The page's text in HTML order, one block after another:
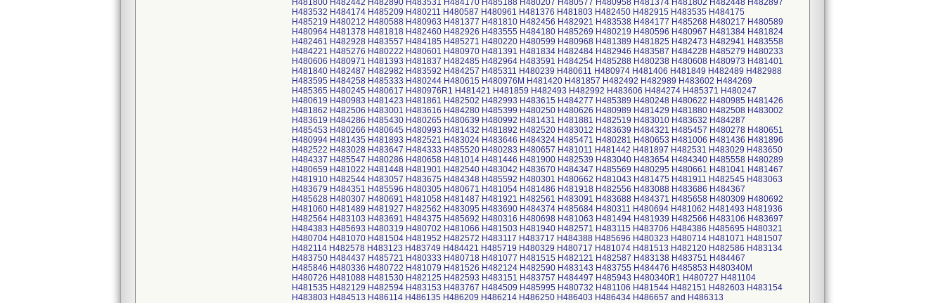
H481800 H482442 H482890 H483531 H484170 H485188 H480207 H480577 H480958 H481374 H481802 H482448 H482897
H483532 H484174 H485209 H480211 H480587 H480961 H481376 H481803 H482450 H482915 H483535 H484175
H485219 H480212 H480588 H480963 H481377 H481810 H482456 H482921 H483538 H484177 H485268 H480217 H480589
H480964 H481378 H481818 H482460 H482926 H483555 H484180 H485269 H480219 H480596 H480967 H481384 H481824
H482461 H482928 H483557 H484185 H485271 H480220 H480599 H480968 H481389 H481825 H482473 H482941 H483558
H484221 H485276 H480222 H480601 H480970 H481391 H481834 H482484 H482946 H483587 H484228 H485279 H480233
H480606 H480971 H481393 H481837 H482485 H482964 H483591 H484254 H485288 H480238 H480608 H480973 H481401
H481840 H482487 H482982 H483592 H484257 H485311 H480239 H480611 H480974 H481406 H481849 H482489 H482988
H483595 H484258 H485333 H480244 H480615 H480976M H481420 H481857 H482492 H482989 H483602 H484269
H485365 H480245 H480617 H480976R1 H481421 H481859 H482493 H482992 H483606 H484274 H485371 H480247
H480619 H480983 H481423 H481861 H482502 H482993 H483615 H484277 H485389 H480248 H480622 H480985 H481426
H481862 H482506 H483001 H483616 H484280 H485399 H480250 H480626 H480989 H481429 H481880 H482508 H483002
H483619 H484286 H485430 H480265 H480639 H480992 H481431 H481881 H482519 H483010 H483632 H484287
H485453 H480266 H480645 H480993 H481432 H481892 H482520 H483012 H483639 H484321 H485457 H480278 H480651
H480994 H481435 H481893 H482521 H483024 H483646 H484324 H485471 H480281 H480653 H481006 H481436 H481896
H482522 H483028 H483647 H484333 H485520 H480283 H480657 H481011 H481442 H481897 H482531 H483029 H483650
H484337 H485547 H480286 H480658 H481014 H481446 H481900 H482539 H483040 H483654 H484340 H485558 H480289
H480659 H481022 H481448 H481901 H482540 H483042 H483670 H484347 H485569 H480295 H480661 H481041 H481467
H481910 H482544 H483057 H483675 H484348 H485592 H480301 H480662 H481043 H481475 H481911 H482545 H483063
H483679 H484351 H485596 H480305 H480671 H481054 H481486 H481918 H482556 H483088 H483686 H484367
H485628 H480307 H480691 H481058 H481487 H481921 H482561 H483091 H483688 H484371 H485658 H480309 H480692
H481060 H481489 H481927 H482562 H483095 H483690 H484374 H485684 H480311 H480694 H481062 H481493 H481936
H482564 H483103 H483691 H484375 H485692 H480316 H480698 H481063 H481494 H481939 H482566 H483106 H483697
H484383 H485693 H480319 H480702 H481066 H481503 H481940 H482571 H483115 H483706 H484386 H485695 H480321
H480704 H481070 H481504 H481952 H482572 H483117 H483717 H484388 H485696 H480323 H480714 H481071 H481507
H482114 H482578 H483123 H483749 H484421 H485719 H480329 H480717 H481074 H481513 H482120 H482586 H483134
H483750 H484437 H485721 H480333 H480718 H481077 H481515 H482121 H482587 H483138 H483751 H484467
H485846 H480336 H480722 H481079 H481526 H482124 H482590 H483143 H483755 H484476 H485853 H480340M
H480726 H481088 H481530 H482125 H482593 H483151 H483757 H484497 H485943 H480340R1 H480727 H481104
H481535 H482129 H482594 H483153 H483767 H484509 H485995 H480732 H481106 H481544 H482151 H482603 H483154
H483803 H484513 H486114 H486135 H486209 H486214 H486250 H486403 H486434 H486657 and H486313